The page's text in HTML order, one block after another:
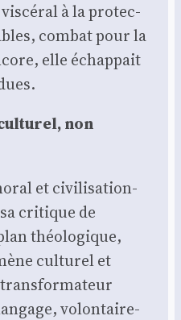
à la pro­tec­
com­bat pour la
elle échap­pait
non
et civi­li­sa­tion­
cri­tique de
théo­lo­gique,
cultu­rel et
trans­for­ma­teur
volon­tai­re­